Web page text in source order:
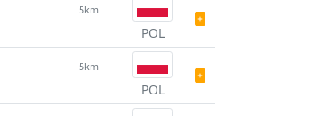
5km
POL
5km
POL